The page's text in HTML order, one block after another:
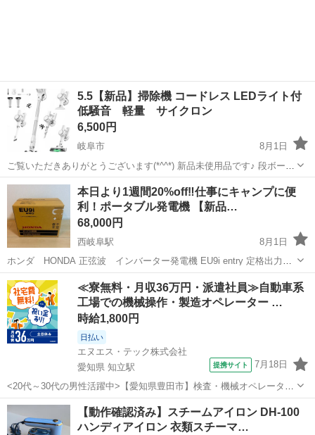
5.5【新品】掃除機 コードレス LEDライト付
低騒音 軽量 サイクロン
6,500円
岐阜市
8月1日
ご覧いただきありがとうございます(*^^*) 新品未使用品です♪ 段ボール
梱包のままお渡しできます。 よろしくお願い致します。 〈製品特徴〉
【500Wモーター＆超強力吸引】 省エネ・長寿命・低騒音を実現。...
岐阜 岐阜市 生活家電 LED
本日より1週間20%off‼️仕事にキャンプに便
利！ポータブル発電機 【新品…
68,000円
西岐阜駅
8月1日
ホンダ HONDA 正弦波 インバーター発電機 EU9i entry 定格出力
900VA ご覧いただきありがとうありがとうございます。 【購入時価
格】99,000円 【購入時期】半年前 【サイズ】全長：451mm、全
幅：...
岐阜 岐阜市 西岐阜駅 生活家電
≪寮無料・月収36万円・派遣社員≫自動車系
工場での機械操作・製造オペレーター …
時給1,800円
日払い
エヌエス・テック株式会社
愛知県 知立駅
提携サイト 7月18日
<20代～30代の男性活躍中>【愛知県豊田市】検査・機械オペレーター
／交替制／月収36.2万円以上可能！／ngy144-99 仕事概要 仕事概要 安
心の研修あり！ ー・ー・ー・ー・ー・ー 毎週火曜/金曜 入社チャン
ス！ ■...
愛知 豊田市 知立駅 その他
【動作確認済み】スチームアイロン DH-100
ハンディアイロン 衣類スチーマ…